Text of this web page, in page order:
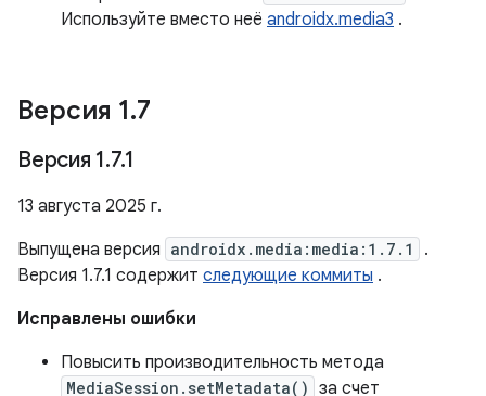
Используйте вместо неё androidx.media3 .
Версия 1.7
Версия 1.7.1
13 августа 2025 г.
Выпущена версия androidx.media:media:1.7.1
.
Версия 1.7.1 содержит следующие коммиты .
Исправлены ошибки
Повысить производительность метода
MediaSession.setMetadata() за счет